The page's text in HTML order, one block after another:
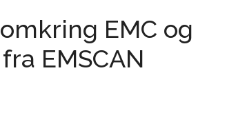
EMC og
EMSCAN